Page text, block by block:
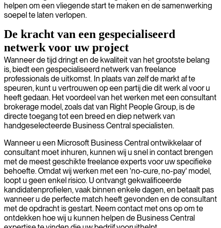
helpen om een vliegende start te maken en de samenwerking
soepel te laten verlopen.
De kracht van een gespecialiseerd
netwerk voor uw project
Wanneer de tijd dringt en de kwaliteit van het grootste belang
is, biedt een gespecialiseerd netwerk van freelance
professionals de uitkomst. In plaats van zelf de markt af te
speuren, kunt u vertrouwen op een partij die dit werk al voor u
heeft gedaan. Het voordeel van het werken met een consultant
brokerage model, zoals dat van Right People Group, is de
directe toegang tot een breed en diep netwerk van
handgeselecteerde Business Central specialisten.
Wanneer u een Microsoft Business Central ontwikkelaar of
consultant moet inhuren, kunnen wij u snel in contact brengen
met de meest geschikte freelance experts voor uw specifieke
behoefte. Omdat wij werken met een 'no-cure, no-pay' model,
loopt u geen enkel risico. U ontvangt gekwalificeerde
kandidatenprofielen, vaak binnen enkele dagen, en betaalt pas
wanneer u de perfecte match heeft gevonden en de consultant
met de opdracht is gestart. Neem contact met ons op om te
ontdekken hoe wij u kunnen helpen de Business Central